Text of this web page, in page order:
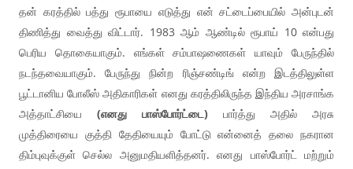
தன் கரத்தில் பத்து ரூபாயை எடுத்து என் சட்டைப்பையில் அன்புடன்
திணித்து வைத்து விட்டார். 1983 ஆம் ஆண்டில் ரூபாய் 10 என்பது
பெரிய தொகையாகும். எங்கள் சம்பாஷணைகள் யாவும் பேருந்தில்
நடந்தவையாகும். பேருந்து நின்ற ரிஞ்சண்டிங் என்ற இடத்திலுள்ள
பூட்டானிய போலீஸ் அதிகாரிகள் எனது கரத்திலிருந்த இந்திய அரசாங்க
அத்தாட்சியை (எனது பாஸ்போர்ட்டை) பார்த்து அதில் அரசு
முத்திரையை குத்தி தேதியையும் போட்டு என்னைத் தலை நகரான
திம்புவுக்குள் செல்ல அனுமதியளித்தனர். எனது பாஸ்போர்ட் மற்றும்